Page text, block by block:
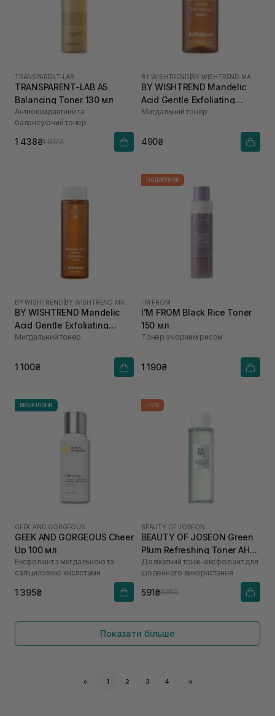
TRANSPARENT-LAB
TRANSPARENT-LAB A5
Balancing Toner 130 мл
Антиоксидантний та
балансуючий тонер
1 438₴1 917₴
BY WISHTREND
BY WISHTREND Mandelic
Acid Gentle Exfoliating
Toner 30 мл
Мигдальний тонер
490₴
BY WISHTREND
BY WISHTREND Mandelic
Acid Gentle Exfoliating
Toner 150 мл
Мигдальний тонер
1 100₴
ПОДАРУНОК
I'M FROM
I'M FROM Black Rice Toner
150 мл
Тонер з чорним рисом
1 190₴
ВИБІР ІЛОНИ
GEEK AND GORGEOUS
GEEK AND GORGEOUS Cheer
Up 100 мл
Ексфоліант з мигдальною та
саліциловою кислотами
1 395₴
-15%
BEAUTY OF JOSEON
BEAUTY OF JOSEON Green
Plum Refreshing Toner AHA
+ BHA 150 мл
Делікатний тонік-ексфоліант для
щоденного використання
591₴695₴
Показати більше
← 1 2 3 4 →